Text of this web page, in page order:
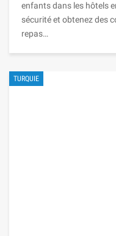
enfants dans les hôtels
sécurité et obtenez des
repas…
TURQUIE